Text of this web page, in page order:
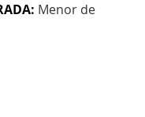
Menor de